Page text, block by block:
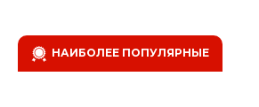
НАИБОЛЕЕ ПОПУЛЯРНЫЕ